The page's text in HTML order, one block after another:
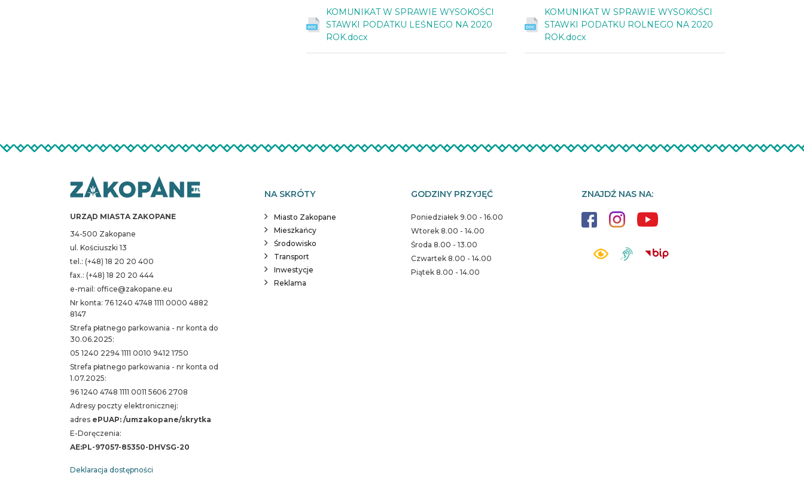
KOMUNIKAT W SPRAWIE WYSOKOŚCI
STAWKI PODATKU LEŚNEGO NA 2020
ROK.docx
KOMUNIKAT W SPRAWIE WYSOKOŚCI
STAWKI PODATKU ROLNEGO NA 2020
ROK.docx
URZĄD MIASTA ZAKOPANE
34-500 Zakopane
ul. Kościuszki 13
tel.: (+48) 18 20 20 400
fax.: (+48) 18 20 20 444
e-mail: office@zakopane.eu
Nr konta: 76 1240 4748 1111 0000 4882
8147
Strefa płatnego parkowania - nr konta do
30.06.2025:
05 1240 2294 1111 0010 9412 1750
Strefa płatnego parkowania - nr konta od
1.07.2025:
96 1240 4748 1111 0011 5606 2708
Adresy poczty elektronicznej:
adres ePUAP: /umzakopane/skrytka
E-Doręczenia:
AE:PL-97057-85350-DHVSG-20
Deklaracja dostępności
NA SKRÓTY
Miasto Zakopane
Mieszkańcy
Środowisko
Transport
Inwestycje
Reklama
GODZINY PRZYJĘĆ
Poniedziałek 9.00 - 16.00
Wtorek 8.00 - 14.00
Środa 8.00 - 13.00
Czwartek 8.00 - 14.00
Piątek 8.00 - 14.00
ZNAJDŹ NAS NA: